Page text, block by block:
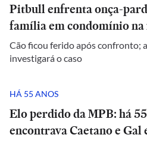
Pitbull enfrenta onça-
família em condomínio na
Cão ficou ferido após confronto;
investigará o caso
HÁ 55 ANOS
Elo perdido da MPB: há
encontrava Caetano e Gal